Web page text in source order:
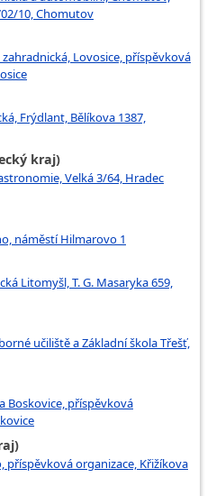
10, Chomutov
Lovosice, příspěvková
Frýdlant, Bělíkova 1387,
kraj)
Velká 3/64, Hradec
náměstí Hilmarovo 1
Litomyšl, T. G. Masaryka 659,
učiliště a Základní škola Třešť,
Boskovice, příspěvková
příspěvková organizace, Křižíkova